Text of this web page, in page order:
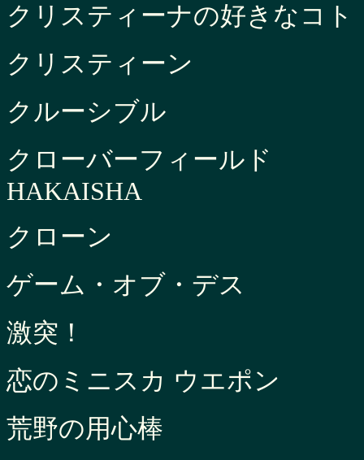
クリスティーナの好きなコト
クリスティーン
クルーシブル
クローバーフィールド
HAKAISHA
クローン
ゲーム・オブ・デス
激突！
恋のミニスカ ウエポン
荒野の用心棒